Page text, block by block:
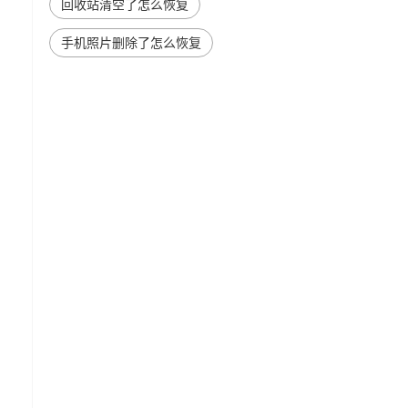
回收站清空了怎么恢复
手机照片删除了怎么恢复